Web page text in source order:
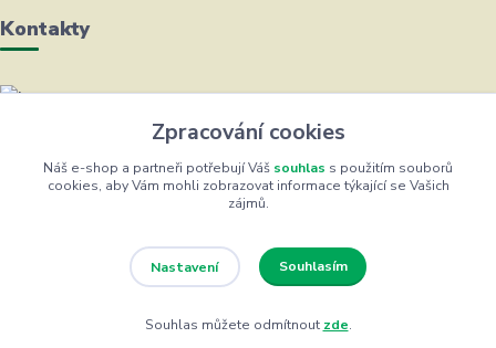
Kontakty
Helena Bayerová
+420 604 711 491
(Po-Čt, 8-16 hod.)
Eshop ŽUFRIK.cz © Copyright 2012 - 2026
Zpracování cookies
Náš e-shop a partneři potřebují Váš souhlas s použitím souborů
cookies, aby Vám mohli zobrazovat informace týkající se Vašich
zájmů.
Nastavení Souhlasím
Souhlas můžete odmítnout zde.